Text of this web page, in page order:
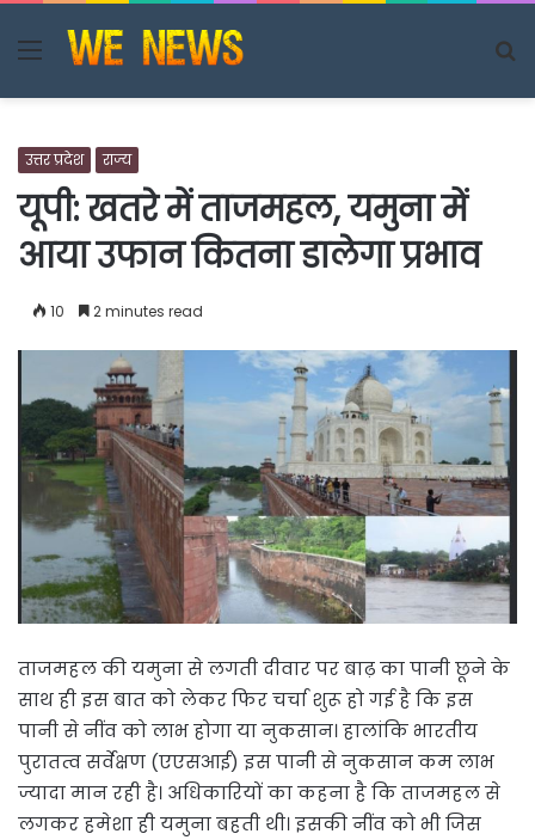
Menu
उत्तर प्रदेश राज्य
यूपी: खतरे में ताजमहल, यमुना में
आया उफान कितना डालेगा प्रभाव
10 2 minutes read
ताजमहल की यमुना से लगती दीवार पर बाढ़ का पानी छूने के
साथ ही इस बात को लेकर फिर चर्चा शुरू हो गई है कि इस
पानी से नींव को लाभ होगा या नुकसान। हालांकि भारतीय
पुरातत्व सर्वेक्षण (एएसआई) इस पानी से नुकसान कम लाभ
ज्यादा मान रही है। अधिकारियों का कहना है कि ताजमहल से
लगकर हमेशा ही यमुना बहती थी। इसकी नींव को भी जिस